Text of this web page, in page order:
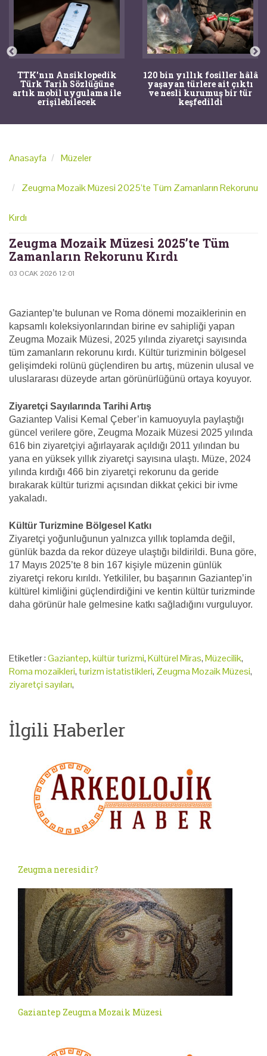
TTK'nın Ansiklopedik
Türk Tarih Sözlüğüne
artık mobil uygulama ile
erişilebilecek
120 bin yıllık fosiller hâlâ
yaşayan türlere ait çıktı
ve nesli kurumuş bir tür
keşfedildi
Anasayfa Müzeler
Zeugma Mozaik Müzesi 2025’te Tüm Zamanların Rekorunu
Kırdı
Zeugma Mozaik Müzesi 2025’te Tüm
Zamanların Rekorunu Kırdı
03 OCAK 2026 12:01
Gaziantep’te bulunan ve Roma dönemi mozaiklerinin en
kapsamlı koleksiyonlarından birine ev sahipliği yapan
Zeugma Mozaik Müzesi, 2025 yılında ziyaretçi sayısında
tüm zamanların rekorunu kırdı. Kültür turizminin bölgesel
gelişimdeki rolünü güçlendiren bu artış, müzenin ulusal ve
uluslararası düzeyde artan görünürlüğünü ortaya koyuyor.
Ziyaretçi Sayılarında Tarihi Artış
Gaziantep Valisi Kemal Çeber’in kamuoyuyla paylaştığı
güncel verilere göre, Zeugma Mozaik Müzesi 2025 yılında
616 bin ziyaretçiyi ağırlayarak açıldığı 2011 yılından bu
yana en yüksek yıllık ziyaretçi sayısına ulaştı. Müze, 2024
yılında kırdığı 466 bin ziyaretçi rekorunu da geride
bırakarak kültür turizmi açısından dikkat çekici bir ivme
yakaladı.
Kültür Turizmine Bölgesel Katkı
Ziyaretçi yoğunluğunun yalnızca yıllık toplamda değil,
günlük bazda da rekor düzeye ulaştığı bildirildi. Buna göre,
17 Mayıs 2025’te 8 bin 167 kişiyle müzenin günlük
ziyaretçi rekoru kırıldı. Yetkililer, bu başarının Gaziantep’in
kültürel kimliğini güçlendirdiğini ve kentin kültür turizminde
daha görünür hale gelmesine katkı sağladığını vurguluyor.
Etiketler :Gaziantep,kültür turizmi,Kültürel Miras,Müzecilik,
Roma mozaikleri,turizm istatistikleri, Zeugma Mozaik Müzesi,
ziyaretçi sayıları,
İlgili Haberler
Zeugma neresidir?
Gaziantep Zeugma Mozaik Müzesi